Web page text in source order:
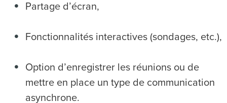
Partage d’écran,
Fonctionnalités interactives (sondages, etc.),
Option d’enregistrer les réunions ou de
mettre en place un type de communication
asynchrone.